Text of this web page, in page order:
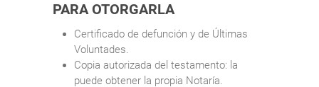
PARA OTORGARLA
Certificado de defunción y de Últimas
Voluntades.
Copia autorizada del testamento: la
puede obtener la propia Notaría.